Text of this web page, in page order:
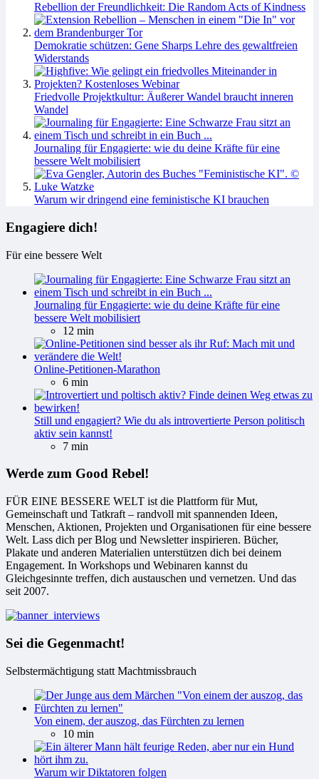
Rebellion der Freundlichkeit: Die Random Acts of Kindness
Demokratie schützen: Gene Sharps Lehre des gewaltfreien
Widerstands
Friedvolle Projektkultur: Äußerer Wandel braucht inneren
Wandel
Journaling für Engagierte: wie du deine Kräfte für eine
bessere Welt mobilisiert
Warum wir dringend eine feministische KI brauchen
Engagiere dich!
Für eine bessere Welt
Journaling für Engagierte: wie du deine Kräfte für eine
bessere Welt mobilisiert
12 min
Online-Petitionen-Marathon
6 min
Still und engagiert? Wie du als introvertierte Person politisch
aktiv sein kannst!
7 min
Werde zum Good Rebel!
FÜR EINE BESSERE WELT ist die Plattform für Mut,
Gemeinschaft und Tatkraft – randvoll mit spannenden Ideen,
Menschen, Aktionen, Projekten und Organisationen für eine bessere
Welt. Lass dich per Blog und Newsletter inspirieren. Bücher,
Plakate und anderen Materialien unterstützen dich bei deinem
Engagement. In Workshops und Webinaren kannst du
Gleichgesinnte treffen, dich austauschen und vernetzen. Und das
seit 2007.
Sei die Gegenmacht!
Selbstermächtigung statt Machtmissbrauch
Von einem, der auszog, das Fürchten zu lernen
10 min
Warum wir Diktatoren folgen